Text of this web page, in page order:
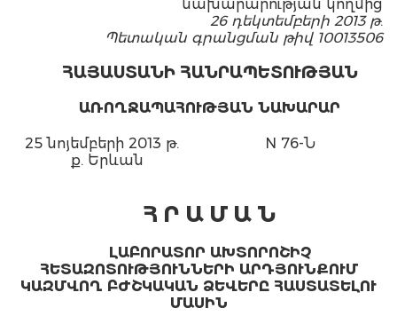
նախարարության կողմից
26 դեկտեմբերի 2013 թ.
Պետական գրանցման թիվ 10013506
ՀԱՅԱՍՏԱՆԻ ՀԱՆՐԱՊԵՏՈՒԹՅԱՆ
ԱՌՈՂՋԱՊԱՀՈՒԹՅԱՆ ՆԱԽԱՐԱՐ
25 նոյեմբերի 2013 թ.
ք. Երևան
N 76-Ն
Հ Ր Ա Մ Ա Ն
ԼԱԲՈՐԱՏՈՐ ԱԽՏՈՐՈՇԻՉ
ՀԵՏԱԶՈՏՈՒԹՅՈՒՆՆԵՐԻ ԱՐԴՅՈՒՆՔՈՒՄ
ԿԱԶՄՎՈՂ ԲԺՇԿԱԿԱՆ ՁԵՎԵՐԸ ՀԱՍՏԱՏԵԼՈՒ
ՄԱՍԻՆ